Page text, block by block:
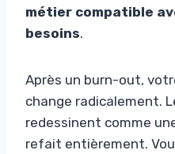
métier compatible
besoins.
Après un burn-out,
change radicalement.
redessinent comme
refait entièrement.